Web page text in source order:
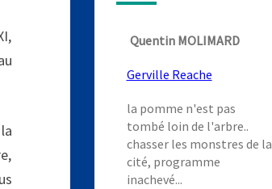
Quentin MOLIMARD
Gerville Reache
la pomme n'est pas
tombé loin de l'arbre..
chasser les monstres de la
cité, programme
inachevé...